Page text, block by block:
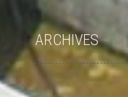
ARCHIVES